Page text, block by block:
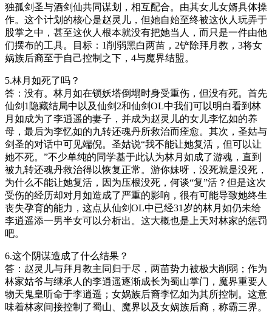
独孤剑圣与酒剑仙共同谋划，相互配合。由其女儿女婿具体操
作。这个计划的核心是赵灵儿，但她自始至终被这伙人玩弄于
股掌之中，甚至这伙人根本就没有把她当人，而只是一件由他
们摆布的工具。目标：1削弱黑白两苗，2铲除拜月教，3将女
娲族后裔至于自己控制之下，4与魔界结盟。
5.林月如死了吗？
答：没有。林月如在锁妖塔倒塌时身受重伤，但没有死。首先
仙剑1隐藏结局中以及仙剑2和仙剑OL中我们可以明白看到林
月如成为了李逍遥的妻子，并成为赵灵儿的女儿李忆如的养
母，最后为李忆如的九转还魂丹所救治而痊愈。其次，圣姑与
剑圣的对话中可见端倪。圣姑说“我不能让她复活，但可以让
她不死。”不少单纯的同学基于此认为林月如成了游魂，直到
被九转还魂丹救治得以恢复正常。游你妹呀，没死就是没死，
为什么不能让她复活，因为压根没死，何谈“复”活？但是这次
受伤的经历却对月如造成了严重的影响，很有可能导致她终生
丧失孕育的能力，这点从仙剑OL中已经31岁的林月如仍未给
李逍遥添一男半女可以分析出。这大概也是上天对林家的惩罚
吧。
6.这个阴谋造成了什么结果？
答：赵灵儿与拜月教主同归于尽，两苗势力被极大削弱；作为
林家姑爷与继承人的李逍遥逐渐成长为蜀山掌门，魔界重要人
物天鬼皇听命于李逍遥；女娲族后裔李忆如为其所控制。这意
味着林家间接控制了蜀山、魔界以及女娲族后裔，称霸三界。